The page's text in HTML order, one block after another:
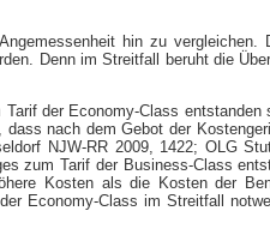
hin zu vergleichen.
Denn im Streitfall beruht die
der Economy-​Class
nach dem Gebot der
NJW-​RR 2009, 1422; OLG
zum Tarif der Business-​Class
Kosten als die Kosten der
Economy-​Class im Streitfall